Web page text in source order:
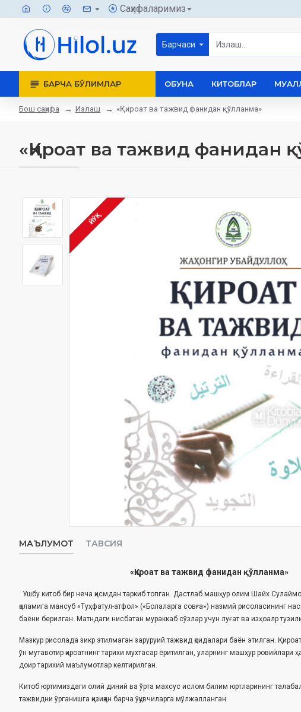
Саҳифаларимиз
Барчаси
БАРЧА БЎЛИМЛАР ОБУНА КИТОБЛАР
Бош саҳифа Излаш «Қироат ва тажвид фанидан қўлланма»
«Қироат ва тажвид фанидан
ЙЎҚ
МАЪЛУМОТ ТАВСИЯ
«Қироат ва тажвид фанидан қўлланма»
Ушбу китоб бир неча қисмдан таркиб топган. Дастлаб машҳур олим Шайх
қаламига мансуб «Туҳфатул-атфол» («Болаларга совға») назмий рисоласининг
баёни берилган. Матндаги нисбатан мураккаб сўзлар учун луғат ва изҳоалр
Мазкур рисолада зикр этилмаган заруруий тажвид қоидалари баён этилган.
ўн мутавотир қироатнинг тарихи мухтасар ёритилган, уларнинг машҳур ровийлари
доир тарихий маълумотлар келтирилган.
Китоб юртимиздаги олий диний ва ўрта махсус ислом билим юртларининг
тажвидни ўрганишга қизиққан барча ўқувчиларга мўлжалланган.